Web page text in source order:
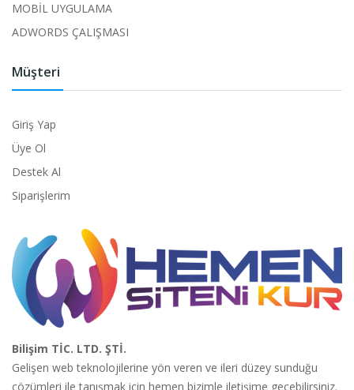
MOBİL UYGULAMA
ADWORDS ÇALIŞMASI
Müşteri
Giriş Yap
Üye Ol
Destek Al
Siparişlerim
Bilişim TİC. LTD. ŞTİ.
Gelişen web teknolojilerine yön veren ve ileri düzey sunduğu
çözümleri ile tanışmak için hemen bizimle iletişime geçebilirsiniz.